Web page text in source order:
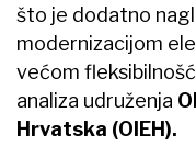
što je dodatno
modernizacijom
većom
analiza udruženja
Hrvatska (OIEH).